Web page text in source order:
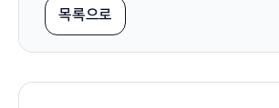
목록으로